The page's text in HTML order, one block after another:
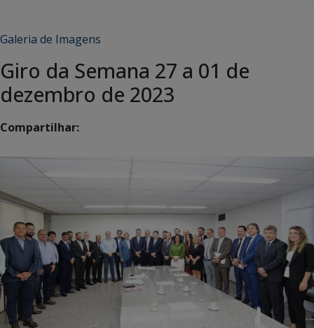
Galeria de Imagens
Giro da Semana 27 a 01 de
dezembro de 2023
Compartilhar: